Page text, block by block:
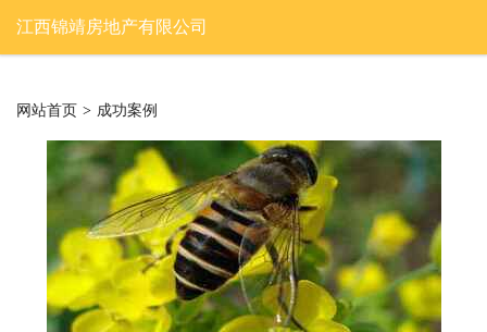
江西锦靖房地产有限公司
网站首页 > 成功案例